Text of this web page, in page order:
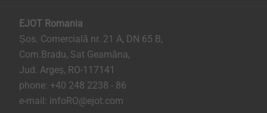
EJOT Romania
Șos. Comercială nr. 21 A, DN 65 B,
Com.Bradu, Sat Geamăna,
Jud. Argeș, RO-117141
phone: +40 248 2238 - 86
e-mail: infoRO@ejot.com